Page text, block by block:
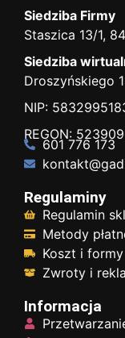
Siedziba Firmy
Staszica 13/1,
Siedziba
Droszyńskiego
NIP:
REGON:
601 776 173
Regulaminy
Regulamin
Metody
Koszt i
Zwroty i
Informacja